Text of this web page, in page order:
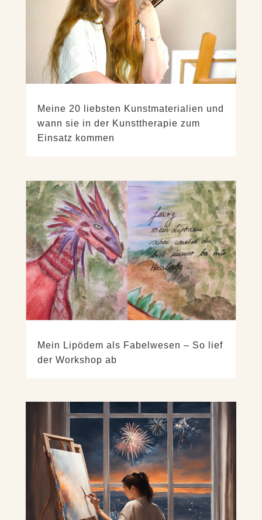
Meine 20 liebsten Kunstmaterialien und
wann sie in der Kunsttherapie zum
Einsatz kommen
Mein Lipödem als Fabelwesen – So lief
der Workshop ab